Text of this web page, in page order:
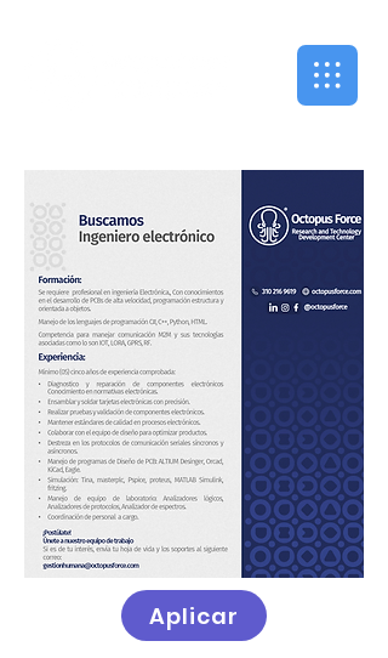
Aplicar